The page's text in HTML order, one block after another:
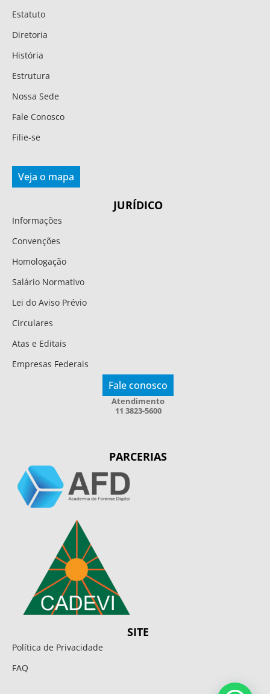
Estatuto
Diretoria
História
Estrutura
Nossa Sede
Fale Conosco
Filie-se
Veja o mapa
JURÍDICO
Informações
Convenções
Homologação
Salário Normativo
Lei do Aviso Prévio
Circulares
Atas e Editais
Empresas Federais
Fale conosco
Atendimento
11 3823-5600
PARCERIAS
SITE
Política de Privacidade
FAQ